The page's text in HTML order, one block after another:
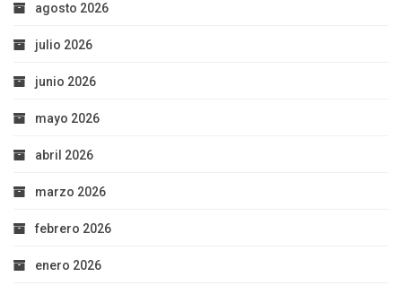
agosto 2026
julio 2026
junio 2026
mayo 2026
abril 2026
marzo 2026
febrero 2026
enero 2026